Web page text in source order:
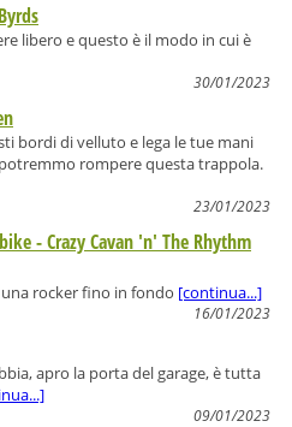
libero e questo è il modo in cui è
30/01/2023
bordi di velluto e lega le tue mani
rompere questa trappola.
23/01/2023
- Crazy Cavan 'n' The Rhythm
rocker fino in fondo [continua...]
16/01/2023
apro la porta del garage, è tutta
09/01/2023